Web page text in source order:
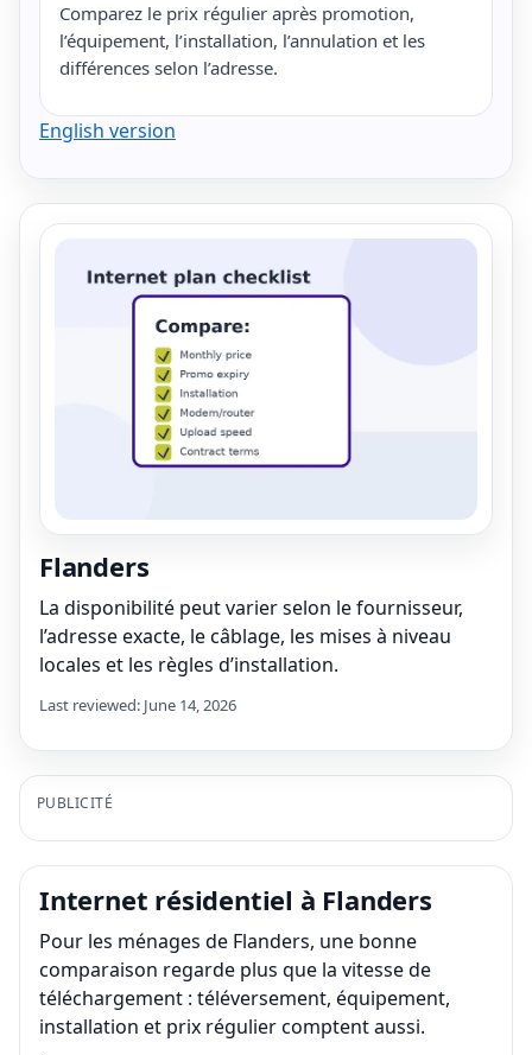
Comparez le prix régulier après promotion,
l’équipement, l’installation, l’annulation et les
différences selon l’adresse.
English version
Flanders
La disponibilité peut varier selon le fournisseur,
l’adresse exacte, le câblage, les mises à niveau
locales et les règles d’installation.
Last reviewed: June 14, 2026
PUBLICITÉ
Internet résidentiel à Flanders
Pour les ménages de Flanders, une bonne
comparaison regarde plus que la vitesse de
téléchargement : téléversement, équipement,
installation et prix régulier comptent aussi.